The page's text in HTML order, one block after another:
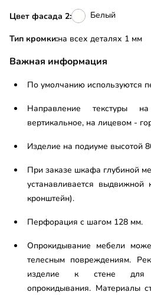
Цвет фасада 2: Белый
Тип кромки:на всех деталях 1 мм
Важная информация
По умолчанию используются
Направление текстуры
вертикальное, на лицевом -
Изделие на подиуме высотой
При заказе шкафа глубиной
устанавливается
кронштейн).
Перфорация с шагом 128 мм.
Опрокидывание мебели
телесным повреждениям.
изделие к стене для
опрокидывания. Материалы